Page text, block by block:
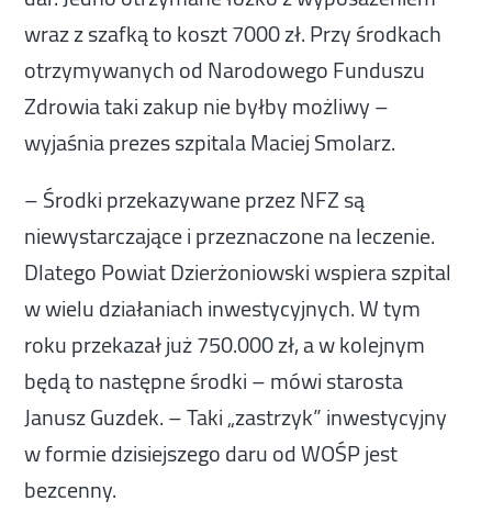
wraz z szafką to koszt 7000 zł. Przy środkach
otrzymywanych od Narodowego Funduszu
Zdrowia taki zakup nie byłby możliwy –
wyjaśnia prezes szpitalaMaciej Smolarz.
– Środki przekazywane przez NFZ są
niewystarczające i przeznaczone na leczenie.
Dlatego Powiat Dzierżoniowski wspiera szpital
w wielu działaniach inwestycyjnych. W tym
roku przekazał już 750.000 zł, a w kolejnym
będą to następne środki – mówi starosta
Janusz Guzdek. – Taki „zastrzyk” inwestycyjny
w formie dzisiejszego daru od WOŚP jest
bezcenny.